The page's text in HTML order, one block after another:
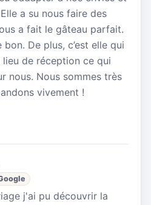
a su nous faire des
a fait le gâteau parfait.
De plus, c’est elle qui
lieu de réception ce qui
nous. Nous sommes très
vivement !
j'ai pu découvrir la